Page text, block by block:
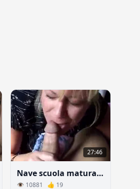
27:46
Nave scuola matura insegna al giovane ragazzo a scopare
👁 10881 👍 19